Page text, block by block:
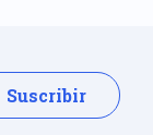
Suscribir